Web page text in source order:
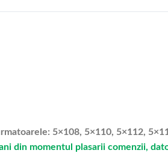
5×108, 5×110, 5×112,
din momentul plasarii comenzii,